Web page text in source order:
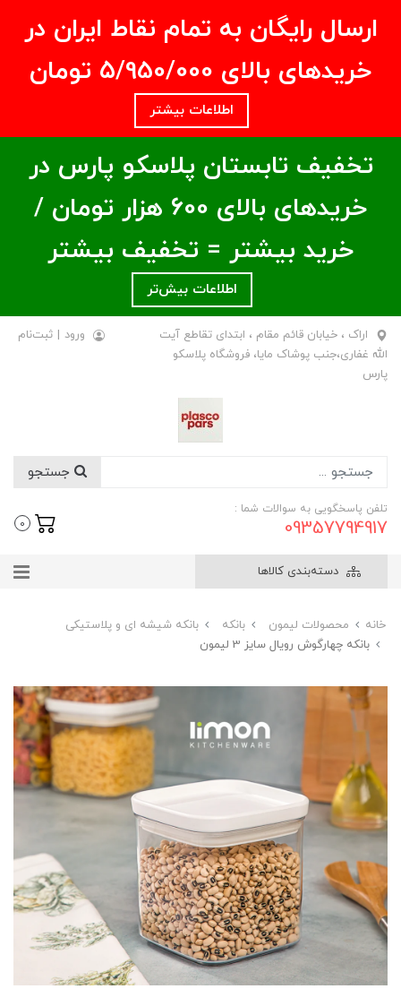
ارسال رایگان به تمام نقاط ایران در
خریدهای بالای ۵/950/000 تومان
اطلاعات بیشتر
تخفیف تابستان پلاسکو پارس در
خریدهای بالای ۶00 هزار تومان /
خرید بیشتر = تخفیف بیشتر
اطلاعات بیش‌تر
اراک ، خیابان قائم مقام ، ابتدای تقاطع آیت
الله غفاری،جنب پوشاک مایا، فروشگاه پلاسکو
پارس
ورود | ثبت‌نام
تلفن پاسخگویی به سوالات شما :
09357794917
0
دسته‌بندی کالاها
خانه محصولات لیمون بانکه
بانکه شیشه ای و پلاستیکی
بانکه چهارگوش رویال سایز 3 لیمون